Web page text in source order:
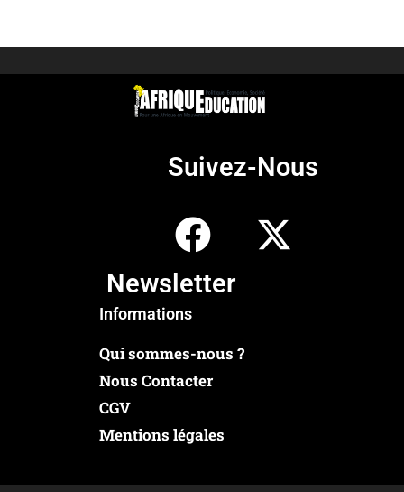
Suivez-Nous
Newsletter
Informations
Qui sommes-nous ?
Nous Contacter
CGV
Mentions légales